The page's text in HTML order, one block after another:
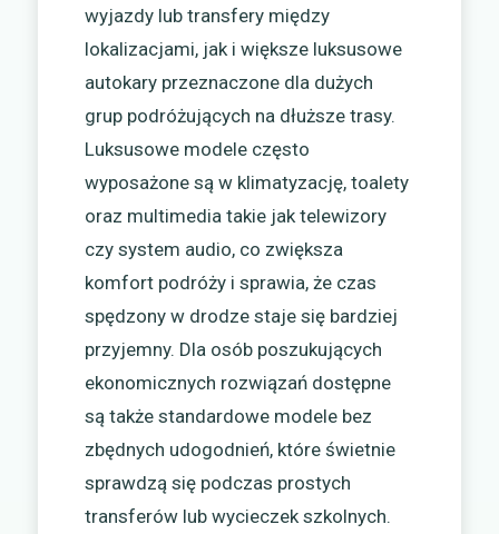
wyjazdy lub transfery między
lokalizacjami, jak i większe luksusowe
autokary przeznaczone dla dużych
grup podróżujących na dłuższe trasy.
Luksusowe modele często
wyposażone są w klimatyzację, toalety
oraz multimedia takie jak telewizory
czy system audio, co zwiększa
komfort podróży i sprawia, że czas
spędzony w drodze staje się bardziej
przyjemny. Dla osób poszukujących
ekonomicznych rozwiązań dostępne
są także standardowe modele bez
zbędnych udogodnień, które świetnie
sprawdzą się podczas prostych
transferów lub wycieczek szkolnych.